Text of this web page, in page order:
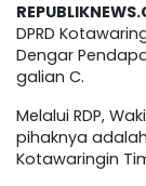
DPRD
Dengar
galian C.
Melalui RDP,
pihaknya
Kotawaringin